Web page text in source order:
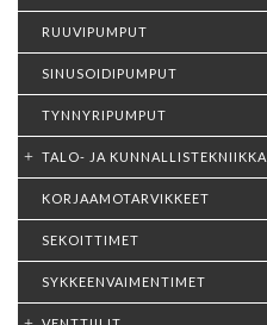
RUUVIPUMPUT
SINUSOIDIPUMPUT
TYNNYRIPUMPUT
TALO- JA KUNNALLISTEKNIIKKA
KORJAAMOTARVIKKEET
SEKOITTIMET
SYKKEENVAIMENTIMET